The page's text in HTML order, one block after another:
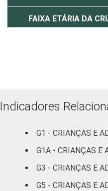
FAIXA ETÁRIA DA
Indicadores
G1 - CRIANÇAS E
G1A - CRIANÇAS E
G3 - CRIANÇAS E
G5 - CRIANÇAS E